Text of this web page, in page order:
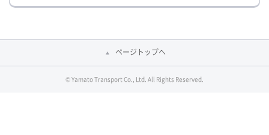
ページトップへ
© Yamato Transport Co., Ltd. All Rights Reserved.